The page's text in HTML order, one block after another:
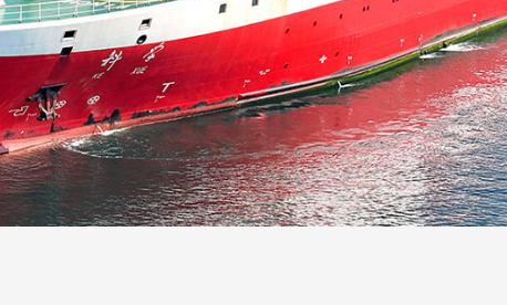
直播 节目单 栏目 热播榜 总台企业白名单